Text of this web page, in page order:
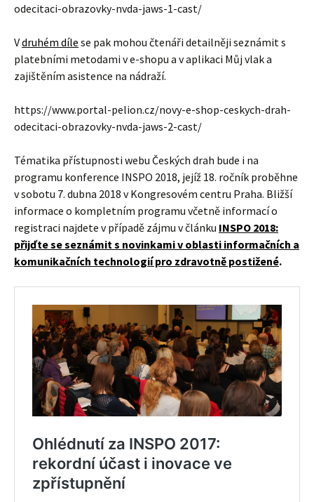
odecitaci-obrazovky-nvda-jaws-1-cast/
Vdruhém díle se pak mohou čtenáři detailněji seznámit s
platebními metodami v e-shopu a v aplikaci Můj vlak a
zajištěním asistence na nádraží.
https://www.portal-pelion.cz/novy-e-shop-ceskych-drah-
odecitaci-obrazovky-nvda-jaws-2-cast/
Tématika přístupnosti webu Českých drah bude i na
programu konference INSPO 2018, jejíž 18. ročník proběhne
v sobotu 7. dubna 2018 v Kongresovém centru Praha. Bližší
informace o kompletním programu včetně informací o
registraci najdete v případě zájmu v článku INSPO 2018:
přijďte se seznámit s novinkami v oblasti informačních a
komunikačních technologií pro zdravotně postižené.